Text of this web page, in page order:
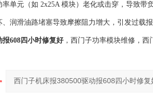
单元（如 2x25A 模块）老化或击穿，导致带
、润滑油路堵塞导致摩擦阻力增大，引发过载
报608四小时修复好 ，西门子功率模块维修，